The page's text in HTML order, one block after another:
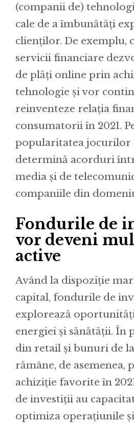
(companii de)
cale de a îmbunătăți
clienților. De exemplu,
servicii financiare
de plăți online prin
tehnologie și vor
reinventeze relația
consumatorii în 2021.
popularitatea jocurilor
determină acorduri
media și de
companiile din
Fondurile de
vor deveni
active
Având la dispoziție
capital, fondurile de
explorează
energiei și sănătății. În
din retail și bunuri de
rămâne, de asemenea,
achiziție favorite în
de investiții au
optimiza operațiunile